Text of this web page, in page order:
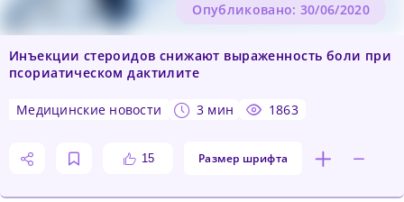
Инъекции стероидов снижают выраженность боли при
псориатическом дактилите
медицинские новости 3 мин 1863
15 Размер шрифта
Опубликовано: 30/06/2020